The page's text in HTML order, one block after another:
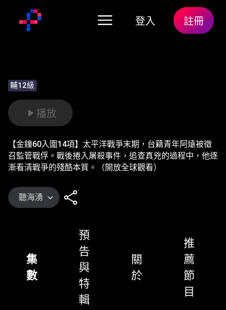
登入 註冊
輔12級
播放
【金鐘60入圍14項】太平洋戰爭末期，台籍青年阿遠被徵
召監管戰俘。戰後捲入屠殺事件，追查真兇的過程中，他逐
漸看清戰爭的殘酷本質。（開放全球觀看）
聽海湧
集
數
預
告
與
特
輯
關
於
推
薦
節
目